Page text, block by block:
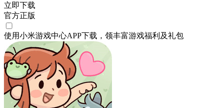
立即下载
官方正版
使用小米游戏中心APP下载 ，领丰富游戏福利 及礼包